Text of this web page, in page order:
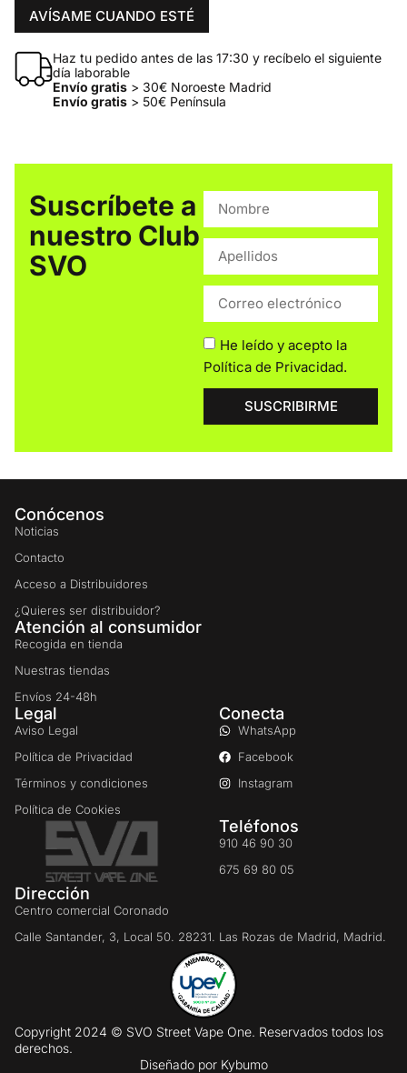
AVÍSAME CUANDO ESTÉ
Haz tu pedido antes de las 17:30 y recíbelo el siguiente
día laborable
Envío gratis> 30€ Noroeste Madrid
Envío gratis> 50€ Península
Suscríbete a
nuestro Club
SVO
He leído y acepto la
Política de Privacidad.
SUSCRIBIRME
Conócenos
Noticias
Contacto
Acceso a Distribuidores
¿Quieres ser distribuidor?
Atención al consumidor
Recogida en tienda
Nuestras tiendas
Envíos 24-48h
Legal
Aviso Legal
Política de Privacidad
Términos y condiciones
Política de Cookies
Conecta
WhatsApp
Facebook
Instagram
Teléfonos
910 46 90 30
675 69 80 05
Dirección
Centro comercial Coronado
Calle Santander, 3, Local 50. 28231. Las Rozas de Madrid, Madrid.
Copyright 2024 © SVO Street Vape One. Reservados todos los
derechos.
Diseñado por Kybumo